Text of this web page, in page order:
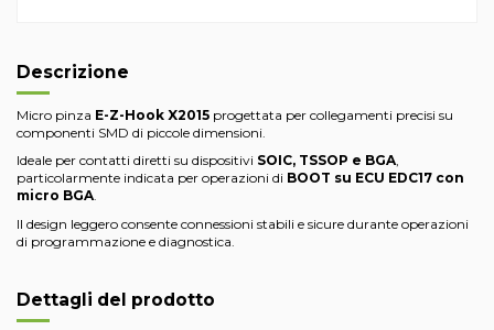
Descrizione
Micro pinza E-Z-Hook X2015 progettata per collegamenti precisi su
componenti SMD di piccole dimensioni.
Ideale per contatti diretti su dispositivi SOIC, TSSOP e BGA,
particolarmente indicata per operazioni di BOOT su ECU EDC17 con
micro BGA.
Il design leggero consente connessioni stabili e sicure durante operazioni
di programmazione e diagnostica.
Dettagli del prodotto